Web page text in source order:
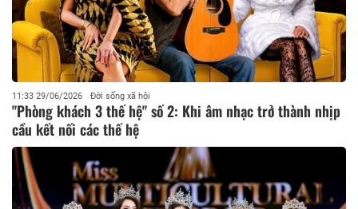
11:33 29/06/2026 Đời sống xã hội
"Phòng khách 3 thế hệ" số 2: Khi âm nhạc trở thành nhịp
cầu kết nối các thế hệ